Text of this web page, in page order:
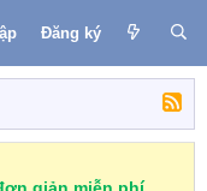
Đăng ký